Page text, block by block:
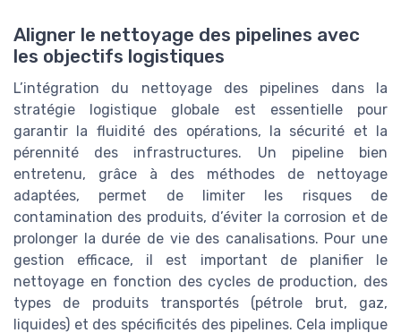
Aligner le nettoyage des pipelines avec
les objectifs logistiques
L’intégration du nettoyage des pipelines dans la
stratégie logistique globale est essentielle pour
garantir la fluidité des opérations, la sécurité et la
pérennité des infrastructures. Un pipeline bien
entretenu, grâce à des méthodes de nettoyage
adaptées, permet de limiter les risques de
contamination des produits, d’éviter la corrosion et de
prolonger la durée de vie des canalisations. Pour une
gestion efficace, il est important de planifier le
nettoyage en fonction des cycles de production, des
types de produits transportés (pétrole brut, gaz,
liquides) et des spécificités des pipelines. Cela implique